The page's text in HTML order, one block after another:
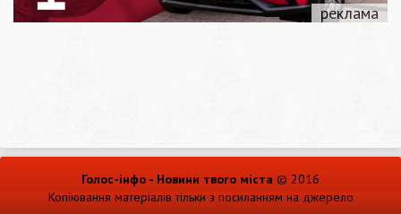
Голос-інфо - Новини твого міста © 2016
Копіювання матеріалів тільки з посиланням на джерело